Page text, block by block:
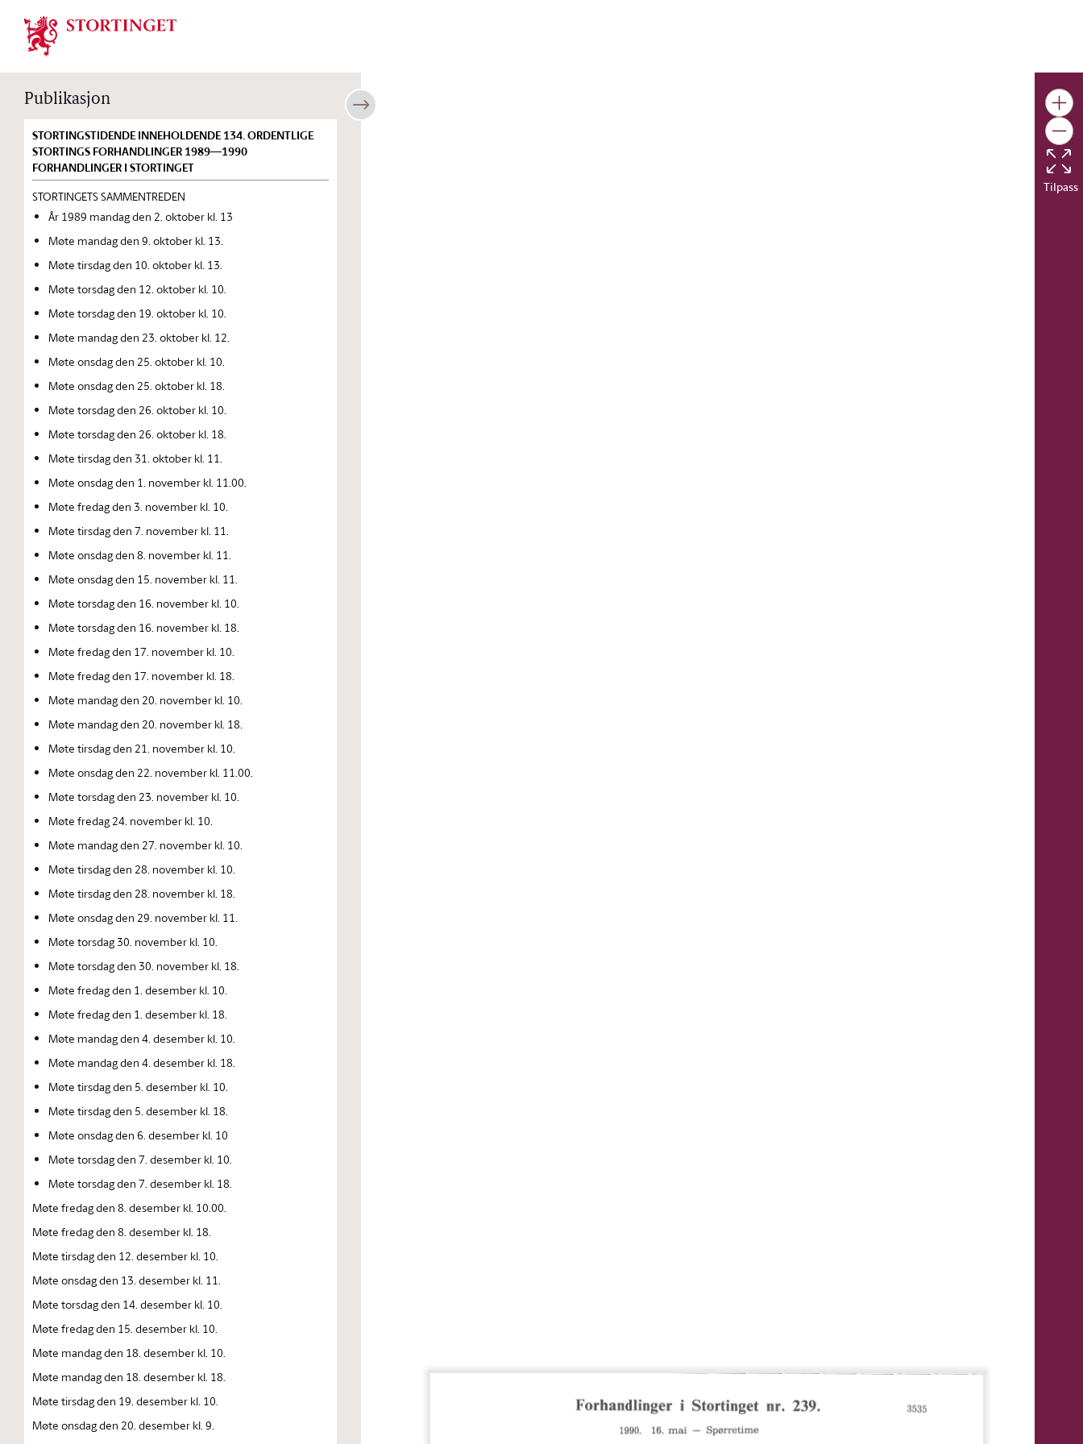
Stortinget.no
Publikasjon
STORTINGSTIDENDE INNEHOLDENDE 134. ORDENTLIGE
STORTINGS FORHANDLINGER 1989—1990
FORHANDLINGER I STORTINGET
STORTINGETS SAMMENTREDEN
År 1989 mandag den 2. oktober kl. 13
Møte mandag den 9. oktober kl. 13.
Møte tirsdag den 10. oktober kl. 13.
Møte torsdag den 12. oktober kl. 10.
Møte torsdag den 19. oktober kl. 10.
Møte mandag den 23. oktober kl. 12.
Møte onsdag den 25. oktober kl. 10.
Møte onsdag den 25. oktober kl. 18.
Møte torsdag den 26. oktober kl. 10.
Møte torsdag den 26. oktober kl. 18.
Møte tirsdag den 31. oktober kl. 11.
Møte onsdag den 1. november kl. 11.00.
Møte fredag den 3. november kl. 10.
Møte tirsdag den 7. november kl. 11.
Møte onsdag den 8. november kl. 11.
Møte onsdag den 15. november kl. 11.
Møte torsdag den 16. november kl. 10.
Møte torsdag den 16. november kl. 18.
Møte fredag den 17. november kl. 10.
Møte fredag den 17. november kl. 18.
Møte mandag den 20. november kl. 10.
Møte mandag den 20. november kl. 18.
Møte tirsdag den 21. november kl. 10.
Møte onsdag den 22. november kl. 11.00.
Møte torsdag den 23. november kl. 10.
Møte fredag 24. november kl. 10.
Møte mandag den 27. november kl. 10.
Møte tirsdag den 28. november kl. 10.
Møte tirsdag den 28. november kl. 18.
Møte onsdag den 29. november kl. 11.
Møte torsdag 30. november kl. 10.
Møte torsdag den 30. november kl. 18.
Møte fredag den 1. desember kl. 10.
Møte fredag den 1. desember kl. 18.
Møte mandag den 4. desember kl. 10.
Møte mandag den 4. desember kl. 18.
Møte tirsdag den 5. desember kl. 10.
Møte tirsdag den 5. desember kl. 18.
Møte onsdag den 6. desember kl. 10
Møte torsdag den 7. desember kl. 10.
Møte torsdag den 7. desember kl. 18.
Møte fredag den 8. desember kl. 10.00.
Møte fredag den 8. desember kl. 18.
Møte tirsdag den 12. desember kl. 10.
Møte onsdag den 13. desember kl. 11.
Møte torsdag den 14. desember kl. 10.
Møte fredag den 15. desember kl. 10.
Møte mandag den 18. desember kl. 10.
Møte mandag den 18. desember kl. 18.
Møte tirsdag den 19. desember kl. 10.
Møte onsdag den 20. desember kl. 9.